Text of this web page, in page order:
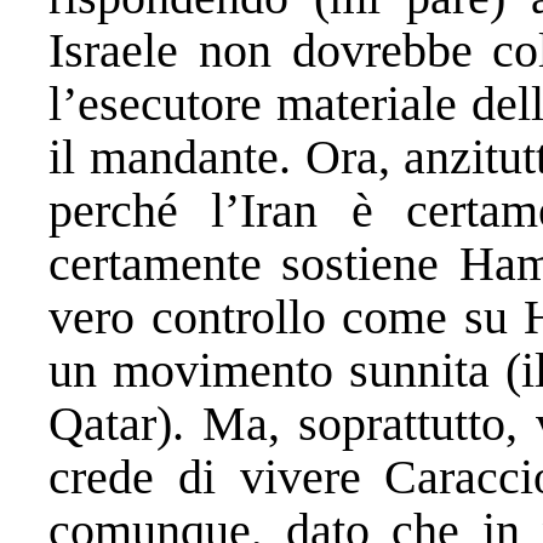
Israele non dovrebbe
l’esecutore materiale
il mandante. Ora,
perché l’Iran è
certamente sostiene
vero controllo come su
un movimento sunnita
Qatar). Ma, soprattutto,
crede di vivere
comunque, dato che in